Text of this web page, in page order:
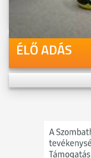
ÉLŐ ADÁS